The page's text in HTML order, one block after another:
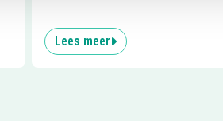
Lees meer